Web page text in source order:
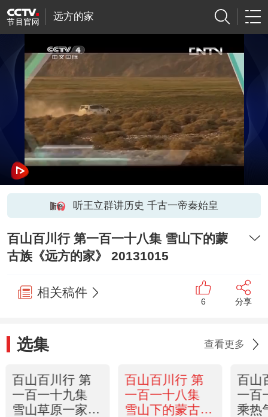
远方的家
听王立群讲历史 千古一帝秦始皇
百山百川行 第一百一十八集 雪山下的蒙
古族《远方的家》 20131015
相关稿件
6 分享
选集 查看更多
百山百川行 第
一百一十九集
雪山草原一家人
百山百川行 第
一百一十八集
雪山下的蒙古族
百山
一百
乘热